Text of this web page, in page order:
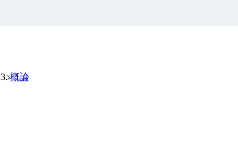
概論